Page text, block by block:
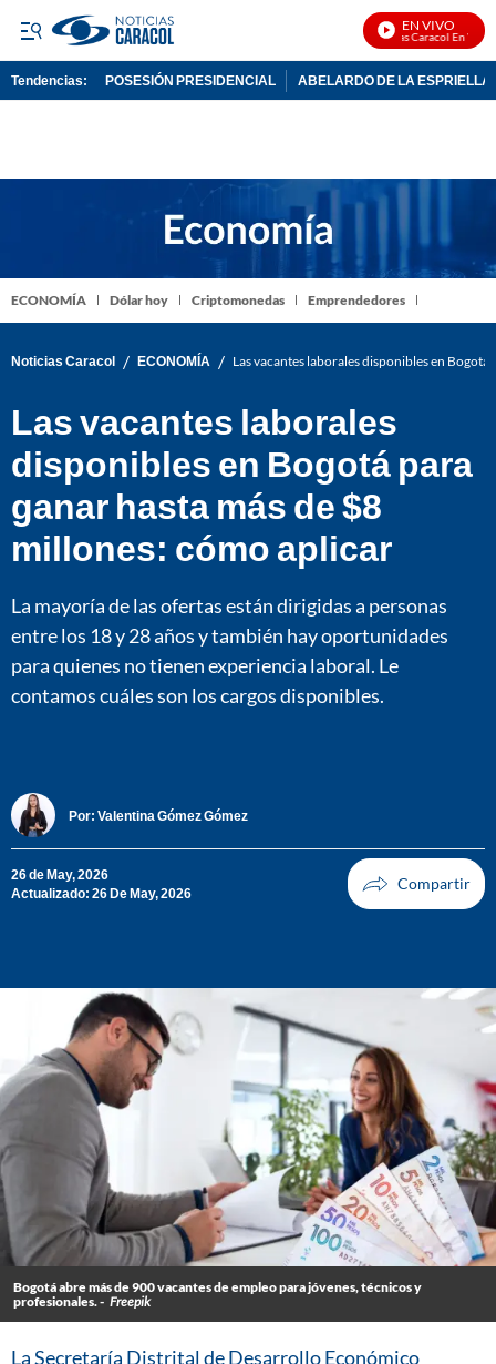
EN VIVO
Noticias Caracol En Vivo
Tendencias: POSESIÓN PRESIDENCIAL ABELARDO DE LA ESPRIELLA
ECONOMÍA Dólar hoy Criptomonedas Emprendedores
Noticias Caracol / ECONOMÍA / Las vacantes laborales disponibles en
Las vacantes laborales
disponibles en Bogotá para
ganar hasta más de $8
millones: cómo aplicar
La mayoría de las ofertas están dirigidas a personas
entre los 18 y 28 años y también hay oportunidades
para quienes no tienen experiencia laboral. Le
contamos cuáles son los cargos disponibles.
Por: Valentina Gómez Gómez
26 de May, 2026
Actualizado: 26 De May, 2026
Bogotá abre más de 900 vacantes de empleo para jóvenes, técnicos y
profesionales. - Freepik
La Secretaría Distrital de Desarrollo Económico